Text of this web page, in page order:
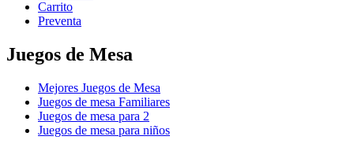
Carrito
Preventa
Juegos de Mesa
Mejores Juegos de Mesa
Juegos de mesa Familiares
Juegos de mesa para 2
Juegos de mesa para niños